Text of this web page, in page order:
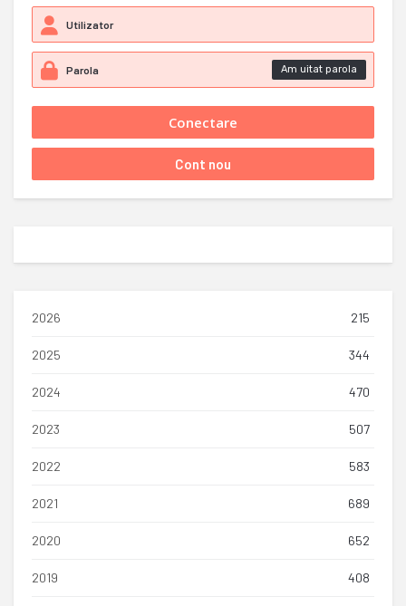
Am uitat parola
2026 215
2025 344
2024 470
2023 507
2022 583
2021 689
2020 652
2019 408